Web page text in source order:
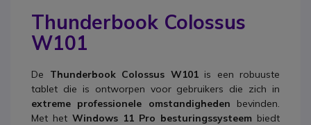
Thunderbook Colossus
W101
De Thunderbook Colossus W101is een robuuste
tablet die is ontworpen voor gebruikers die zich in
extreme professionele omstandigheden bevinden.
Met het Windows 11 Pro besturingssysteem biedt